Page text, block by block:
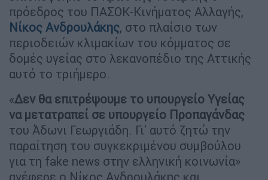
πρόεδρος του ΠΑΣΟΚ-Κινήματος Αλλαγής,
Νίκος Ανδρουλάκης, στο πλαίσιο των
περιοδειών κλιμακίων του κόμματος σε
δομές υγείας στο λεκανοπέδιο της Αττικής
αυτό το τριήμερο.
«Δεν θα επιτρέψουμε το υπουργείο Υγείας
να μετατραπεί σε υπουργείο Προπαγάνδας
του Άδωνι Γεωργιάδη. Γι' αυτό ζητώ την
παραίτηση του συγκεκριμένου συμβούλου
για τη fake news στην ελληνική κοινωνία»
ανέφερε ο Νίκος Ανδρουλάκης και